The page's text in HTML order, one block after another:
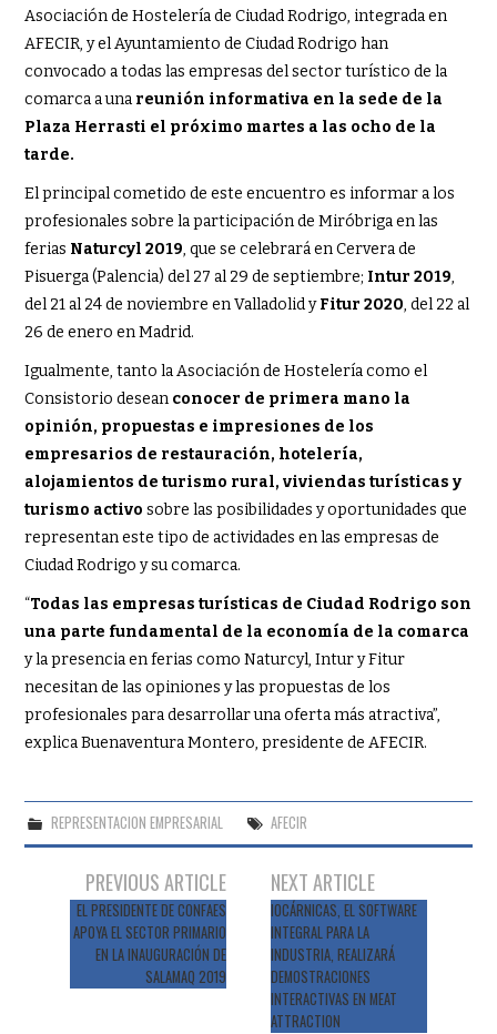
Asociación de Hostelería de Ciudad Rodrigo, integrada en
AFECIR, y el Ayuntamiento de Ciudad Rodrigo han
convocado a todas las empresas del sector turístico de la
comarca a una reunión informativa en la sede de la
Plaza Herrasti el próximo martes a las ocho de la
tarde.
El principal cometido de este encuentro es informar a los
profesionales sobre la participación de Miróbriga en las
ferias Naturcyl 2019, que se celebrará en Cervera de
Pisuerga (Palencia) del 27 al 29 de septiembre; Intur 2019,
del 21 al 24 de noviembre en Valladolid yFitur 2020, del 22 al
26 de enero en Madrid.
Igualmente, tanto la Asociación de Hostelería como el
Consistorio desean conocer de primera mano la
opinión, propuestas e impresiones de los
empresarios de restauración, hotelería,
alojamientos de turismo rural, viviendas turísticas y
turismo activo sobre las posibilidades y oportunidades que
representan este tipo de actividades en las empresas de
Ciudad Rodrigo y su comarca.
“Todas las empresas turísticas de Ciudad Rodrigo son
una parte fundamental de la economía de la comarca
y la presencia en ferias como Naturcyl, Intur y Fitur
necesitan de las opiniones y las propuestas de los
profesionales para desarrollar una oferta más atractiva”,
explica Buenaventura Montero, presidente de AFECIR.
REPRESENTACION EMPRESARIAL AFECIR
Navegación
entradas
PREVIOUS ARTICLE
EL PRESIDENTE DE CONFAES
APOYA EL SECTOR PRIMARIO
EN LA INAUGURACIÓN DE
SALAMAQ 2019
NEXT ARTICLE
IOCÁRNICAS, EL SOFTWARE
INTEGRAL PARA LA
INDUSTRIA, REALIZARÁ
DEMOSTRACIONES
INTERACTIVAS EN MEAT
ATTRACTION